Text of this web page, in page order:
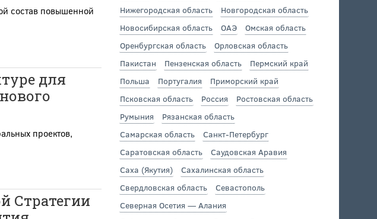
состав повышенной
для
проектов,
Стратегии
Нижегородская область
Новгородская область
Новосибирская область
ОАЭ
Омская область
Оренбургская область
Орловская область
Пакистан
Пензенская область
Пермский край
Польша
Португалия
Приморский край
Псковская область
Россия
Ростовская область
Румыния
Рязанская область
Самарская область
Санкт-Петербург
Саратовская область
Саудовская Аравия
Саха (Якутия)
Сахалинская область
Свердловская область
Севастополь
Северная Осетия — Алания